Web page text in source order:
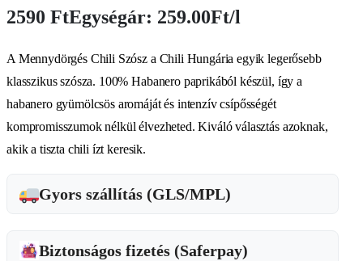
2590 FtEgységár: 259.00Ft/l
A Mennydörgés Chili Szósz a Chili Hungária egyik legerősebb
klasszikus szósza. 100% Habanero paprikából készül, így a
habanero gyümölcsös aromáját és intenzív csípősségét
kompromisszumok nélkül élvezheted. Kiváló választás azoknak,
akik a tiszta chili ízt keresik.
Gyors szállítás (GLS/MPL)
Biztonságos fizetés (Saferpay)